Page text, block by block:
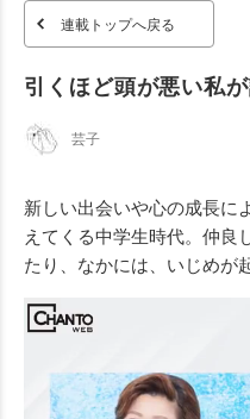
連載トップへ戻る
引くほど頭が悪い私
芸子
新しい出会いや心の成長に
えてくる中学生時代。仲良
たり、なかには、いじめが